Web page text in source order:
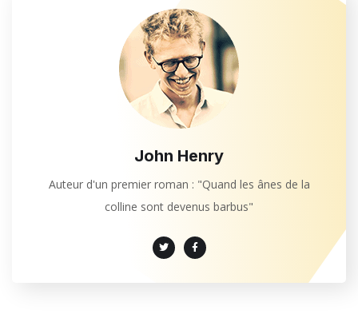
John Henry
Auteur d'un premier roman : "Quand les ânes de la
colline sont devenus barbus"